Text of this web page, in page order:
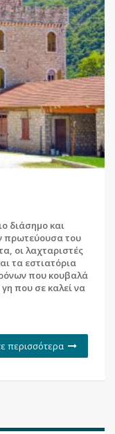
διάσημο και
πρωτεύουσα του
οι λαχταριστές
τα εστιατόρια
που κουβαλά
που σε καλεί να
περισσότερα